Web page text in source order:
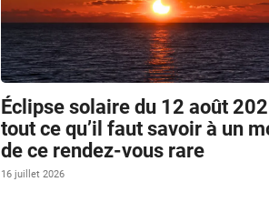
Éclipse solaire du 12 août
tout ce qu’il faut savoir à un
de ce rendez-vous rare
16 juillet 2026